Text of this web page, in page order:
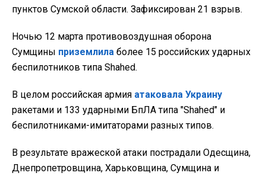
пунктов Сумской области. Зафиксирован 21 взрыв.
Ночью 12 марта противовоздушная оборона
Сумщины приземлила более 15 российских ударных
беспилотников типа Shahed.
В целом российская армия атаковала Украину
ракетами и 133 ударными БпЛА типа "Shahed" и
беспилотниками-имитаторами разных типов.
В результате вражеской атаки пострадали Одесщина,
Днепропетровщина, Харьковщина, Сумщина и